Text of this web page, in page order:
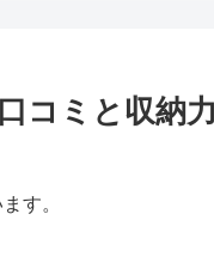
コミと収納
す。